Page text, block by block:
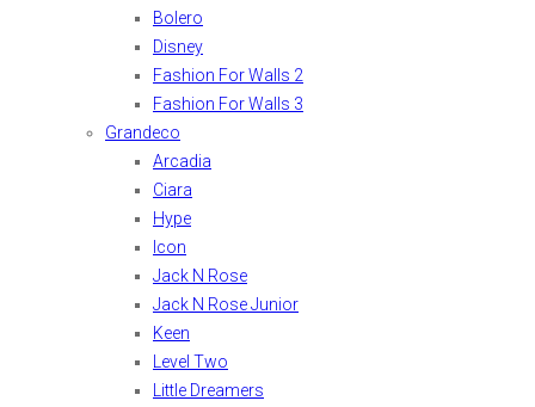
Bolero
Disney
Fashion For Walls 2
Fashion For Walls 3
Grandeco
Arcadia
Ciara
Hype
Icon
Jack N Rose
Jack N Rose Junior
Keen
Level Two
Little Dreamers